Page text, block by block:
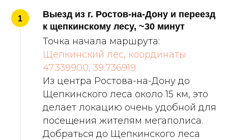
1
Выезд из г. Ростов-на-Дону и переезд
к щепкинскому лесу, ~30 минут
Точка начала маршрута:
Щепкинский лес, координаты
47.339900, 39.736919
Из центра Ростова-на-Дону до
Щепкинского леса около 15 км, это
делает локацию очень удобной для
посещения жителям мегаполиса.
Добраться до Щепкинского леса